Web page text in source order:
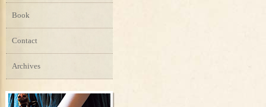
Book
Contact
Archives